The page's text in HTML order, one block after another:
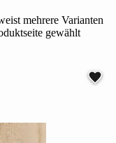
mehrere Varianten
gewählt